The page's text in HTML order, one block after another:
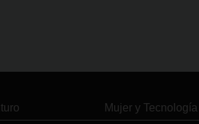
Mujer y Tecnología